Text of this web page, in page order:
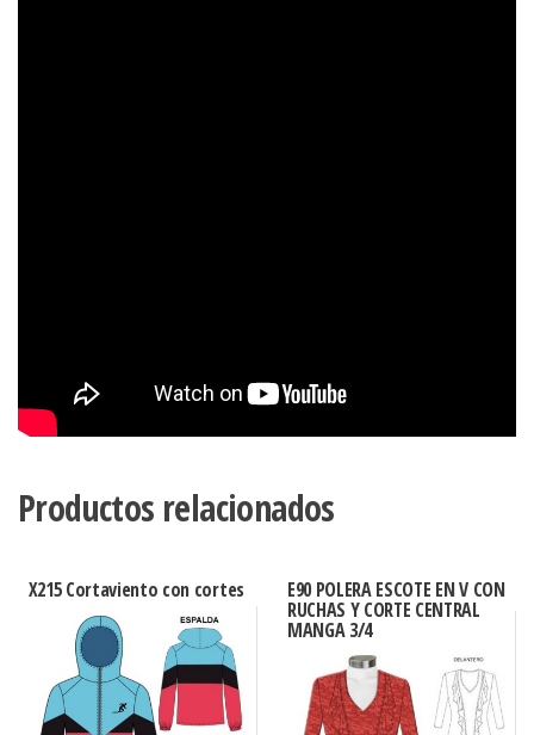
Productos relacionados
X215 Cortaviento con cortes E90 POLERA ESCOTE EN V CON
RUCHAS Y CORTE CENTRAL
MANGA 3/4